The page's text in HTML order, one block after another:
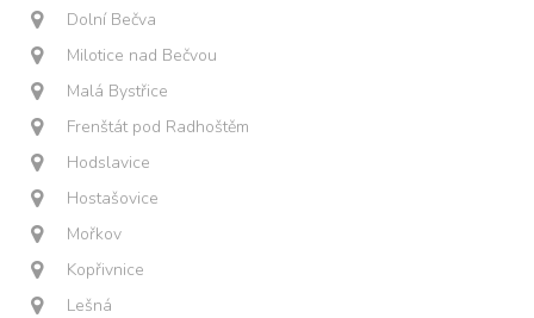
Dolní Bečva
Milotice nad Bečvou
Malá Bystřice
Frenštát pod Radhoštěm
Hodslavice
Hostašovice
Mořkov
Kopřivnice
Lešná